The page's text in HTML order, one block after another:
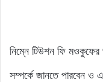
নিম্নে টিউশন ফি
সম্পর্কে জানতে পারবেন ও